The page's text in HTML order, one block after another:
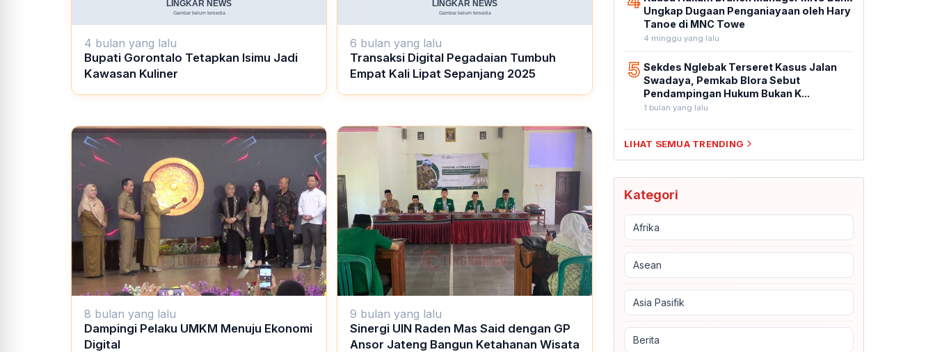
4 bulan yang lalu
Bupati Gorontalo Tetapkan Isimu Jadi
Kawasan Kuliner
6 bulan yang lalu
Transaksi Digital Pegadaian Tumbuh
Empat Kali Lipat Sepanjang 2025
8 bulan yang lalu
Dampingi Pelaku UMKM Menuju Ekonomi
Digital
9 bulan yang lalu
Sinergi UIN Raden Mas Said dengan GP
Ansor Jateng Bangun Ketahanan Wisata
Ungkap Dugaan Penganiayaan oleh Hary
Tanoe di MNC Towe
4 minggu yang lalu
5 Sekdes Nglebak Terseret Kasus Jalan
Swadaya, Pemkab Blora Sebut
Pendampingan Hukum Bukan K...
1 bulan yang lalu
LIHAT SEMUA TRENDING
Kategori
Afrika
Asean
Asia Pasifik
Berita